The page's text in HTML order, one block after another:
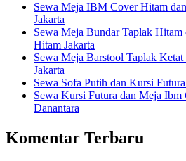
Sewa Meja IBM Cover Hitam
Jakarta
Sewa Meja Bundar Taplak
Hitam Jakarta
Sewa Meja Barstool Taplak
Jakarta
Sewa Sofa Putih dan Kursi
Sewa Kursi Futura dan Meja Ibm
Danantara
Komentar Terbaru